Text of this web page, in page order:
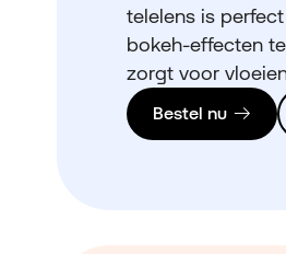
telelens is
bokeh-effecten
zorgt voor
Bestel nu